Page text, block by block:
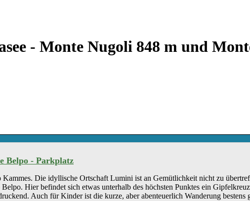
- Monte Nugoli 848 m und
Belpo - Parkplatz
Die idyllische Ortschaft Lumini ist an Gemütlichkeit nicht zu
Hier befindet sich etwas unterhalb des höchsten Punktes ein
Auch für Kinder ist die kurze, aber abenteuerlich Wanderung bestens